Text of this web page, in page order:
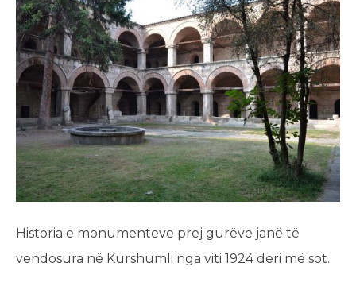
Historia e monumenteve prej gurëve janë të
vendosura në Kurshumli nga viti 1924 deri më sot.